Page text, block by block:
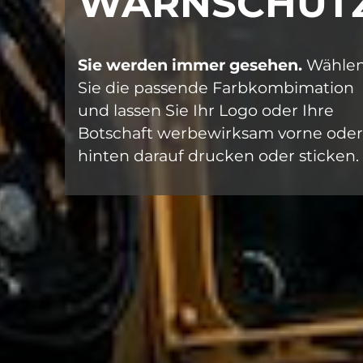
Sie werden immer gesehen.
Sie die passende Farbkombimation
und lassen Sie Ihr Logo oder Ihre
Botschaft werbewirksam vorne oder
hinten darauf drucken oder sticken.